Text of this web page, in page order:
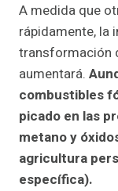
A medida que
rápidamente, la
transformación
aumentará.
combustibles
picado en las
metano y
agricultura
específica).